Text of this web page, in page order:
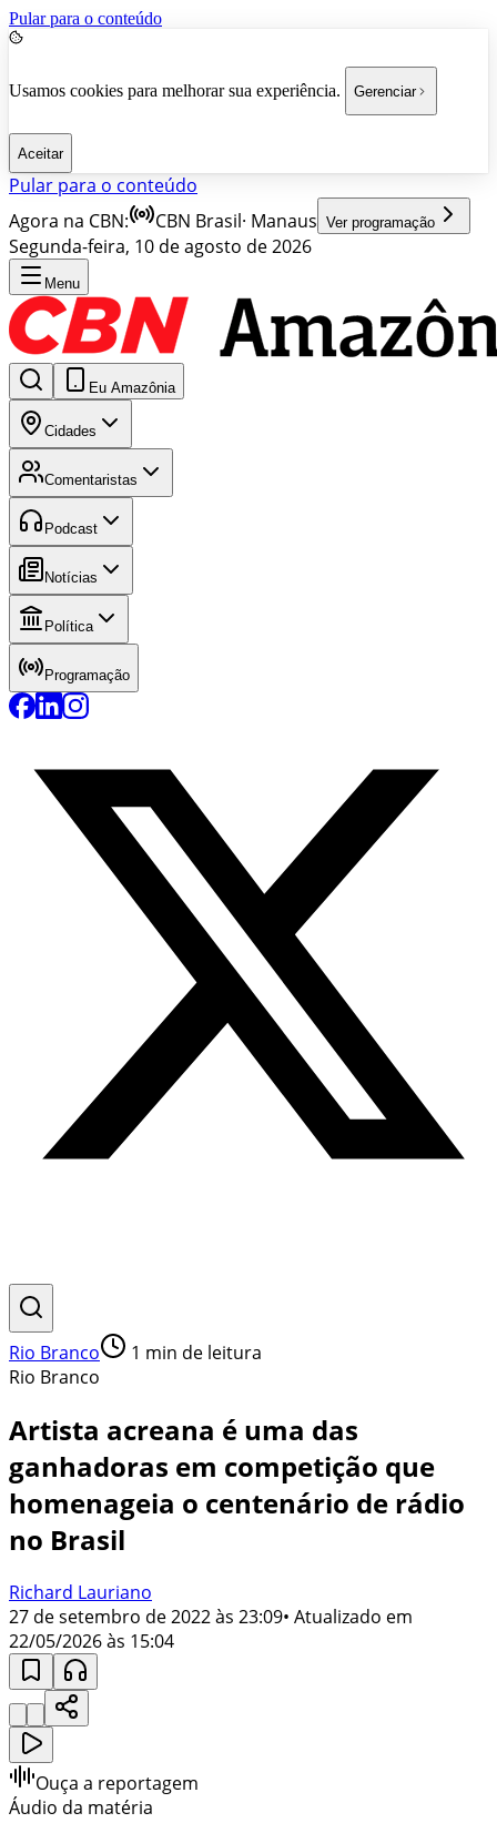
Pular para o conteúdo
Usamos cookies para melhorar sua experiência. Gerenciar
Aceitar
Pular para o conteúdo
Agora na CBN:
CBN Brasil· Manaus Ver programação
Segunda-feira, 10 de agosto de 2026
Menu
Eu Amazônia
Cidades
Comentaristas
Podcast
Notícias
Política
Programação
Rio Branco 1 min de leitura
Rio Branco
Artista acreana é uma das
ganhadoras em competição que
homenageia o centenário de rádio
no Brasil
Richard Lauriano
27 de setembro de 2022 às 23:09• Atualizado em
22/05/2026 às 15:04
Ouça a reportagem
Áudio da matéria